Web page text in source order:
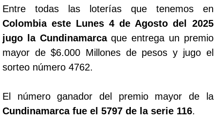
Entre todas las loterías que tenemos en
Colombia este Lunes 4 de Agosto del 2025
jugo la Cundinamarcaque entrega un premio
mayor de $6.000 Millones de pesos y jugo el
sorteo número 4762.
El número ganador del premio mayor de la
Cundinamarca fue el 5797 de la serie 116.